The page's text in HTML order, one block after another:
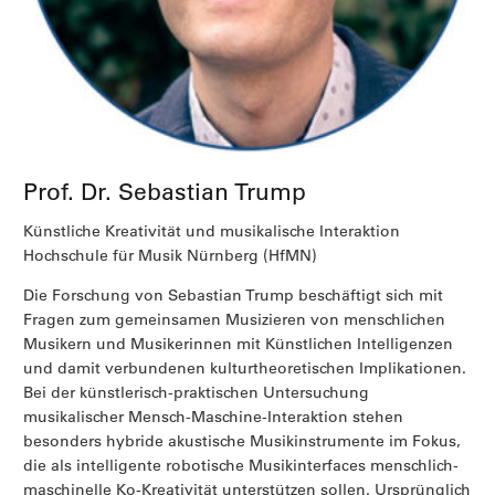
Prof. Dr. Sebastian Trump
Künstliche Kreativität und musikalische Interaktion
Hochschule für Musik Nürnberg (HfMN)
Die Forschung von Sebastian Trump beschäftigt sich mit
Fragen zum gemeinsamen Musizieren von menschlichen
Musikern und Musikerinnen mit Künstlichen Intelligenzen
und damit verbundenen kulturtheoretischen Implikationen.
Bei der künstlerisch-praktischen Untersuchung
musikalischer Mensch-Maschine-Interaktion stehen
besonders hybride akustische Musikinstrumente im Fokus,
die als intelligente robotische Musikinterfaces menschlich-
maschinelle Ko-Kreativität unterstützen sollen. Ursprünglich